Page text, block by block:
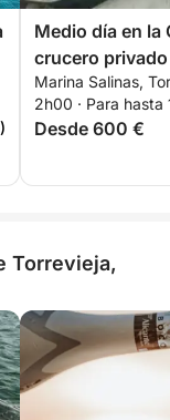
Medio día en la
crucero
flexible
Marina Salinas,
2h00 · Para hasta
Desde 600 €
Torrevieja,